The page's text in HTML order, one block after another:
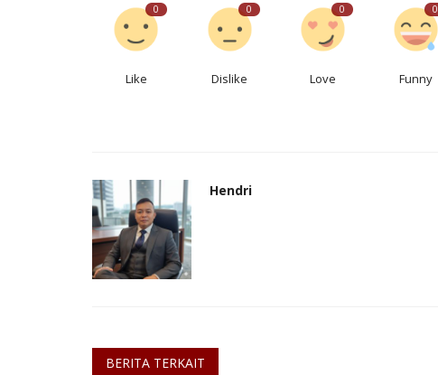
0
Like
0
Dislike
0
Love
0
Funny
Hendri
BERITA TERKAIT